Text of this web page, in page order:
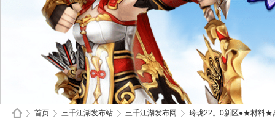
首页 三千江湖发布站 三千江湖发布网 玲珑22。0新区●★材料★